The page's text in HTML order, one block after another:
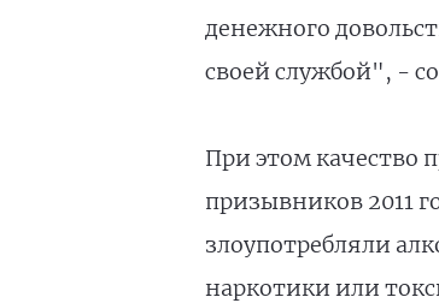
денежного
своей службой", -
При этом качество
призывников 2011
злоупотребляли
наркотики или